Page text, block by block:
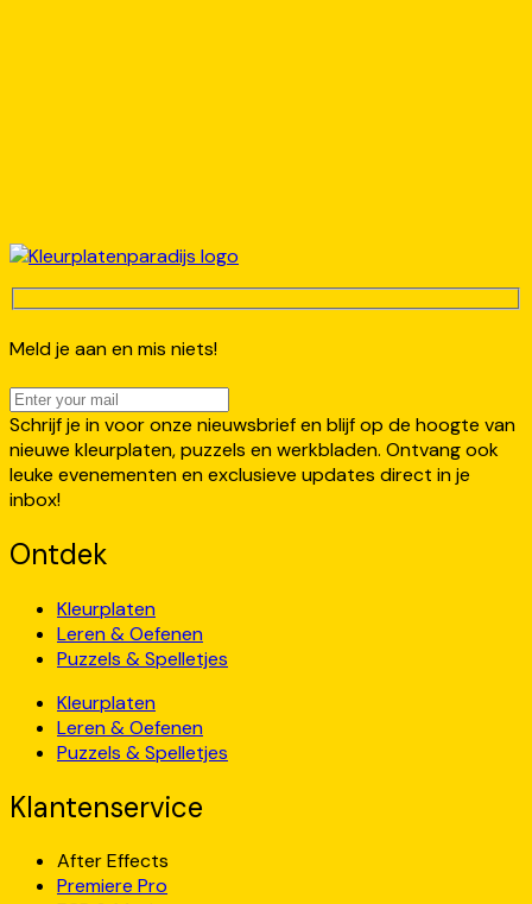
Meld je aan en mis niets!
Schrijf je in voor onze nieuwsbrief en blijf op de hoogte van
nieuwe kleurplaten, puzzels en werkbladen. Ontvang ook
leuke evenementen en exclusieve updates direct in je
inbox!
Ontdek
Kleurplaten
Leren & Oefenen
Puzzels & Spelletjes
Kleurplaten
Leren & Oefenen
Puzzels & Spelletjes
Klantenservice
After Effects
Premiere Pro